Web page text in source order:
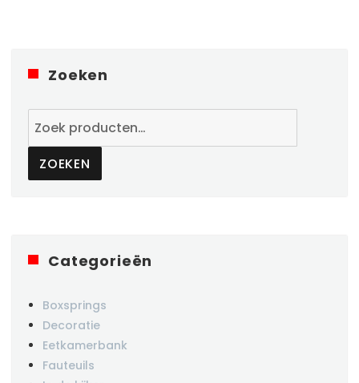
Zoeken
ZOEKEN
Categorieën
Boxsprings
Decoratie
Eetkamerbank
Fauteuils